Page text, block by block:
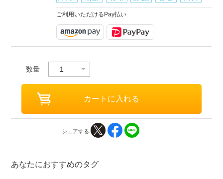
ご利用いただけるPay払い
数量
シェアする
あなたにおすすめのタグ